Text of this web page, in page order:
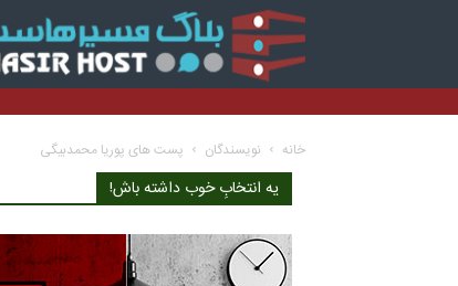
خانه نویسندگان پست های پوریا محمدبیگی
یه انتخابِ خوب داشته باش!